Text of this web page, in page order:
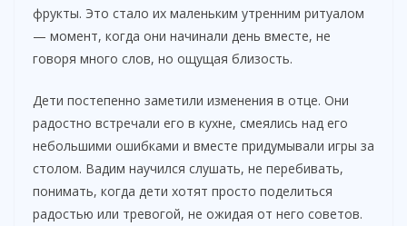
фрукты. Это стало их маленьким утренним ритуалом
— момент, когда они начинали день вместе, не
говоря много слов, но ощущая близость.
Дети постепенно заметили изменения в отце. Они
радостно встречали его в кухне, смеялись над его
небольшими ошибками и вместе придумывали игры за
столом. Вадим научился слушать, не перебивать,
понимать, когда дети хотят просто поделиться
радостью или тревогой, не ожидая от него советов.